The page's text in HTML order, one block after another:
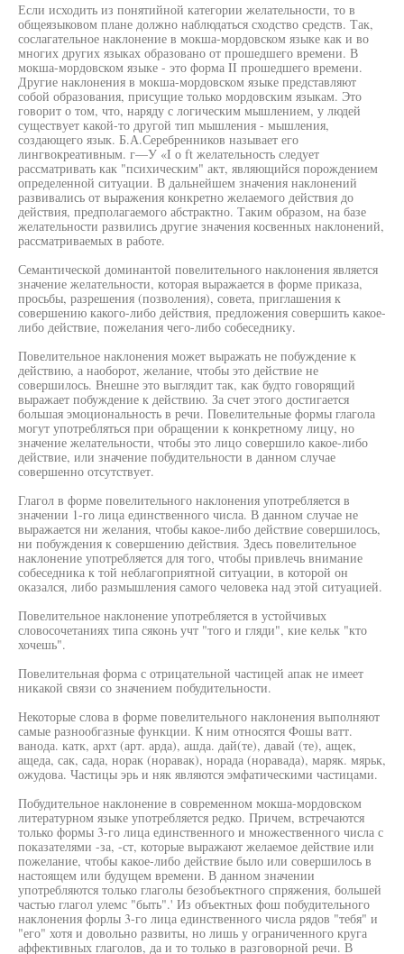
Если исходить из понятийной категории желательности, то в
общеязыковом плане должно наблюдаться сходство средств. Так,
сослагательное наклонение в мокша-мордовском языке как и во
многих других языках образовано от прошедшего времени. В
мокша-мордовском языке - это форма II прошедшего времени.
Другие наклонения в мокша-мордовском языке представляют
собой образования, присущие только мордовским языкам. Это
говорит о том, что, наряду с логическим мышлением, у людей
существует какой-то другой тип мышления - мышления,
создающего язык. Б.А.Серебренников называет его
лингвокреативным. г—У «I о ft желательность следует
рассматривать как "психическим" акт, являющийся порождением
определенной ситуации. В дальнейшем значения наклонений
развивались от выражения конкретно желаемого действия до
действия, предполагаемого абстрактно. Таким образом, на базе
желательности развились другие значения косвенных наклонений,
рассматриваемых в работе.
Семантической доминантой повелительного наклонения является
значение желательности, которая выражается в форме приказа,
просьбы, разрешения (позволения), совета, приглашения к
совершению какого-либо действия, предложения совершить какое-
либо действие, пожелания чего-либо собеседнику.
Повелительное наклонения может выражать не побуждение к
действию, а наоборот, желание, чтобы это действие не
совершилось. Внешне это выглядит так, как будто говорящий
выражает побуждение к действию. За счет этого достигается
большая эмоциональность в речи. Повелительные формы глагола
могут употребляться при обращении к конкретному лицу, но
значение желательности, чтобы это лицо совершило какое-либо
действие, или значение побудительности в данном случае
совершенно отсутствует.
Глагол в форме повелительного наклонения употребляется в
значении 1-го лица единственного числа. В данном случае не
выражается ни желания, чтобы какое-либо действие совершилось,
ни побуждения к совершению действия. Здесь повелительное
наклонение употребляется для того, чтобы привлечь внимание
собеседника к той неблагоприятной ситуации, в которой он
оказался, либо размышления самого человека над этой ситуацией.
Повелительное наклонение употребляется в устойчивых
словосочетаниях типа сяконь учт "того и гляди", кие кельк "кто
хочешь".
Повелительная форма с отрицательной частицей апак не имеет
никакой связи со значением побудительности.
Некоторые слова в форме повелительного наклонения выполняют
самые разнообгазные функции. К ним относятся Фошы ватт.
ванода. катк, архт (арт. арда), ашда. дай(те), давай (те), ащек,
ащеда, сак, сада, норак (норавак), норада (норавада), маряк. мярьк,
ожудова. Частицы эрь и няк являются эмфатическими частицами.
Побудительное наклонение в современном мокша-мордовском
литературном языке употребляется редко. Причем, встречаются
только формы 3-го лица единственного и множественного числа с
показателями -за, -ст, которые выражают желаемое действие или
пожелание, чтобы какое-либо действие было или совершилось в
настоящем или будущем времени. В данном значении
употребляются только глаголы безобъектного спряжения, большей
частью глагол улемс "быть".' Из объектных фош побудительного
наклонения форлы 3-го лица единственного числа рядов "тебя" и
"его" хотя и довольно развиты, но лишь у ограниченного круга
аффективных глаголов, да и то только в разговорной речи. В